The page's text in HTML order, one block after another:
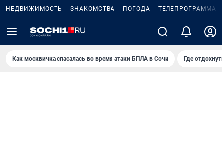
НЕДВИЖИМОСТЬ ЗНАКОМСТВА ПОГОДА ТЕЛЕПРОГРАММА
Как москвичка спасалась во время атаки БПЛА в Сочи Где